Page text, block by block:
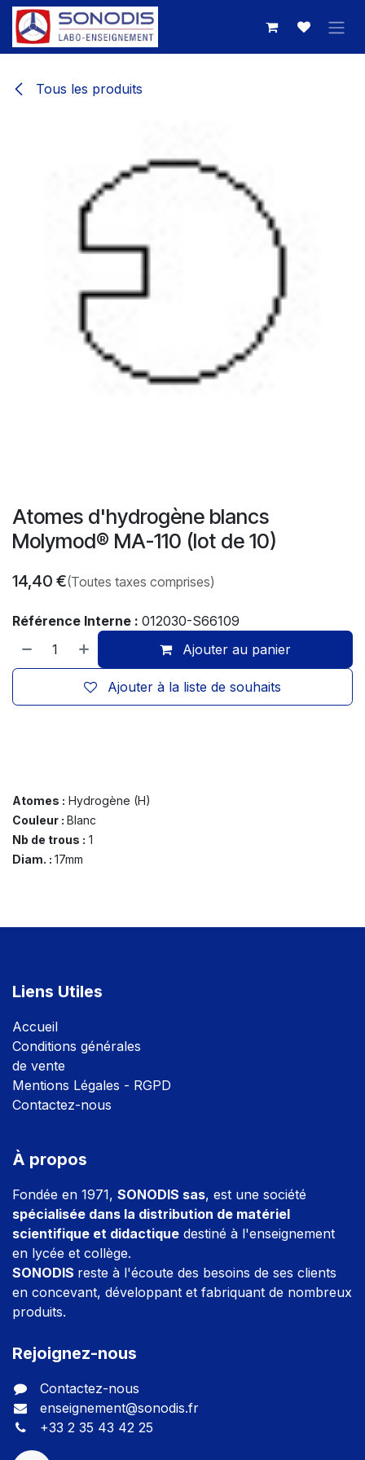
Se rendre au contenu
Tous les produits
Atomes d'hydrogène blancs
Molymod® MA-110 (lot de 10)
14,40 €(Toutes taxes comprises)
Référence Interne : 012030-S66109
Ajouter au panier
Ajouter à la liste de souhaits
Atomes : Hydrogène (H)
Couleur : Blanc
Nb de trous : 1
Diam. : 17mm
Liens Utiles
Accueil
Conditions générales
de vente
Mentions Légales - RGPD
Contactez-nous
À propos
Fondée en 1971, SONODIS sas, est une société
spécialisée dans la distribution de matériel
scientifique et didactique destiné à l'enseignement
en lycée et collège.
SONODIS reste à l'écoute des besoins de ses clients
en concevant, développant et fabriquant de nombreux
produits.
Rejoignez-nous
Contactez-nous
enseignement@sonodis.fr
+33 2 35 43 42 25